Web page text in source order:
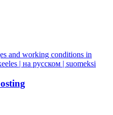
and working conditions in
| на русском | suomeksi